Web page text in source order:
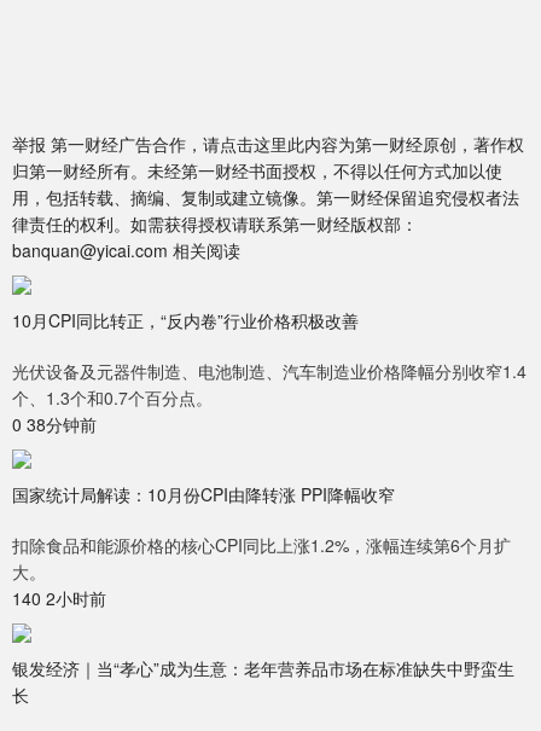
举报 第一财经广告合作，请点击这里此内容为第一财经原创，著作权
归第一财经所有。未经第一财经书面授权，不得以任何方式加以使
用，包括转载、摘编、复制或建立镜像。第一财经保留追究侵权者法
律责任的权利。如需获得授权请联系第一财经版权部：
banquan@yicai.com 相关阅读
10月CPI同比转正，“反内卷”行业价格积极改善
光伏设备及元器件制造、电池制造、汽车制造业价格降幅分别收窄1.4
个、1.3个和0.7个百分点。
0 38分钟前
国家统计局解读：10月份CPI由降转涨 PPI降幅收窄
扣除食品和能源价格的核心CPI同比上涨1.2%，涨幅连续第6个月扩
大。
140 2小时前
银发经济｜当“孝心”成为生意：老年营养品市场在标准缺失中野蛮生
长